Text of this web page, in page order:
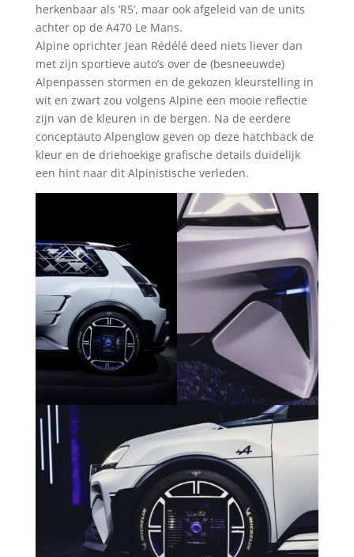
herkenbaar als ‘R5’, maar ook afgeleid van de units
achter op de A470 Le Mans.
Alpine oprichter Jean Rédélé deed niets liever dan
met zijn sportieve auto’s over de (besneeuwde)
Alpenpassen stormen en de gekozen kleurstelling in
wit en zwart zou volgens Alpine een mooie reflectie
zijn van de kleuren in de bergen. Na de eerdere
conceptauto Alpenglow geven op deze hatchback de
kleur en de driehoekige grafische details duidelijk
een hint naar dit Alpinistische verleden.